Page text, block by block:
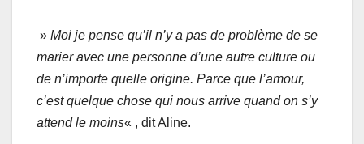
» Moi je pense qu’il n’y a pas de problème de se
marier avec une personne d’une autre culture ou
de n’importe quelle origine. Parce que l’amour,
c’est quelque chose qui nous arrive quand on s’y
attend le moins« , dit Aline.